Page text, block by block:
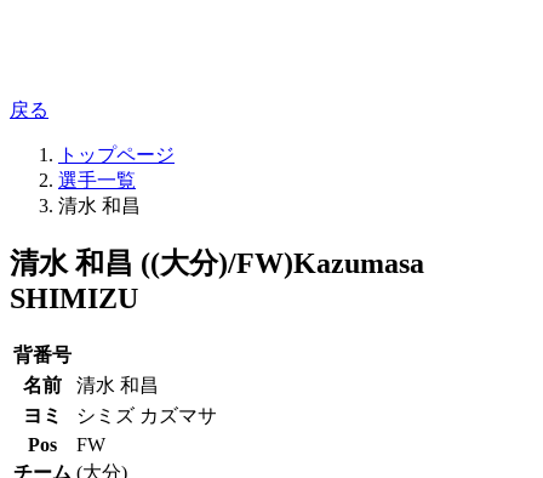
戻る
トップページ
選手一覧
清水 和昌
清水 和昌 ((大分)/FW)Kazumasa
SHIMIZU
背番号
名前
清水 和昌
ヨミ
シミズ カズマサ
Pos
FW
チーム (大分)